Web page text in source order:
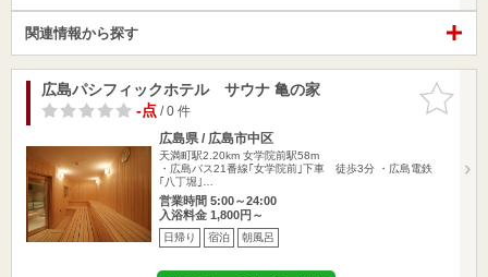
関連情報から探す
お気に入
りに追加
広島パシフィックホテル サウナ 亀の家
-点/ 0 件
広島県 / 広島市中区
天満町駅2.20km 女学院前駅58m
・広島バス21番線｢女学院前｣下車 徒歩3分 ・広島電鉄
｢八丁堀｣…
営業時間 5:00～24:00
入浴料金 1,800円～
日帰り 宿泊 朝風呂